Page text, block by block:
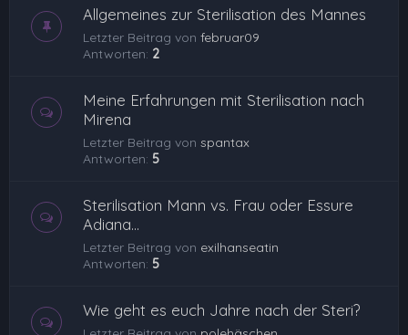
Allgemeines zur Sterilisation des Mannes
Letzter Beitrag von februar09
Antworten: 2
Meine Erfahrungen mit Sterilisation nach
Mirena
Letzter Beitrag von spantax
Antworten: 5
Sterilisation Mann vs. Frau oder Essure
Adiana...
Letzter Beitrag von exilhanseatin
Antworten: 5
Wie geht es euch Jahre nach der Steri?